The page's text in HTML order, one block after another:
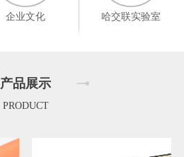
企业文化 哈交联实验室
产品展示
PRODUCT